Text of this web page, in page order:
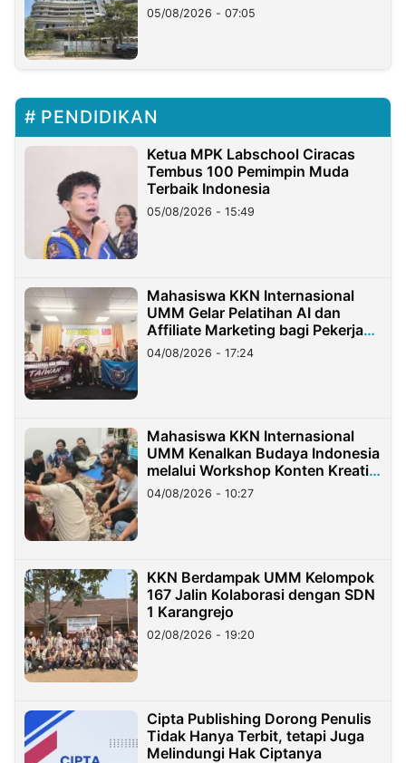
05/08/2026 - 07:05
PENDIDIKAN
Ketua MPK Labschool Ciracas
Tembus 100 Pemimpin Muda
Terbaik Indonesia
05/08/2026 - 15:49
Mahasiswa KKN Internasional
UMM Gelar Pelatihan AI dan
Affiliate Marketing bagi Pekerja
Migran Indonesia di Taiwan
04/08/2026 - 17:24
Mahasiswa KKN Internasional
UMM Kenalkan Budaya Indonesia
melalui Workshop Konten Kreatif
di Taiwan
04/08/2026 - 10:27
KKN Berdampak UMM Kelompok
167 Jalin Kolaborasi dengan SDN
1 Karangrejo
02/08/2026 - 19:20
Cipta Publishing Dorong Penulis
Tidak Hanya Terbit, tetapi Juga
Melindungi Hak Ciptanya